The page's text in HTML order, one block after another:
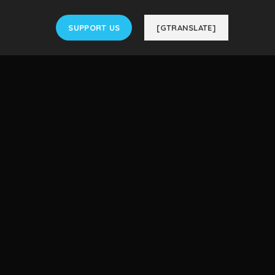
SUPPORT US [GTRANSLATE]